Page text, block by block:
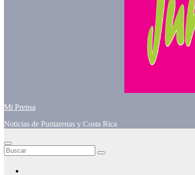
Mi Prensa
Noticias de Puntarenas y Costa Rica